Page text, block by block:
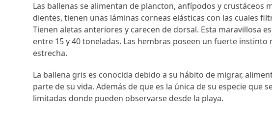
Las ballenas se alimentan de plancton, anfípodos y crustáceos
dientes, tienen unas láminas corneas elásticas con las cuales
Tienen aletas anteriores y carecen de dorsal. Esta maravillosa
entre 15 y 40 toneladas. Las hembras poseen un fuerte
estrecha.
La ballena gris es conocida debido a su hábito de migrar,
parte de su vida. Además de que es la única de su especie que
limitadas donde pueden observarse desde la playa.